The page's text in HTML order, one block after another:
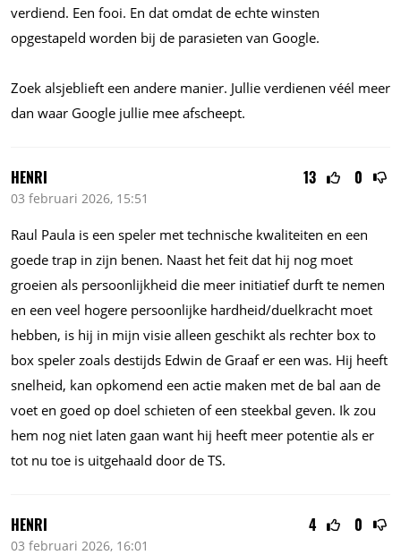
verdiend. Een fooi. En dat omdat de echte winsten
opgestapeld worden bij de parasieten van Google.
Zoek alsjeblieft een andere manier. Jullie verdienen véél meer
dan waar Google jullie mee afscheept.
13 0
HENRI
03 februari 2026, 15:51
Raul Paula is een speler met technische kwaliteiten en een
goede trap in zijn benen. Naast het feit dat hij nog moet
groeien als persoonlijkheid die meer initiatief durft te nemen
en een veel hogere persoonlijke hardheid/duelkracht moet
hebben, is hij in mijn visie alleen geschikt als rechter box to
box speler zoals destijds Edwin de Graaf er een was. Hij heeft
snelheid, kan opkomend een actie maken met de bal aan de
voet en goed op doel schieten of een steekbal geven. Ik zou
hem nog niet laten gaan want hij heeft meer potentie als er
tot nu toe is uitgehaald door de TS.
4 0
HENRI
03 februari 2026, 16:01